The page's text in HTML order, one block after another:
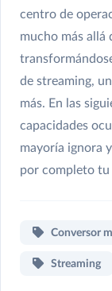
centro de
mucho más allá
de streaming,
más. En las
capacidades
mayoría ignora
por completo tu
Conversor
Streaming